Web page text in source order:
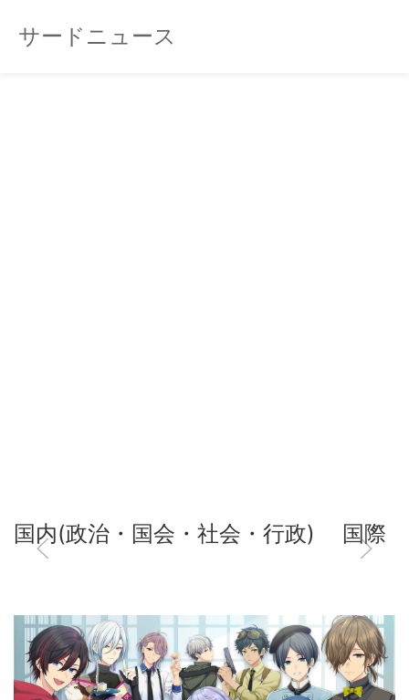
サードニュース
国内(政治・国会・社会・行政) 国際